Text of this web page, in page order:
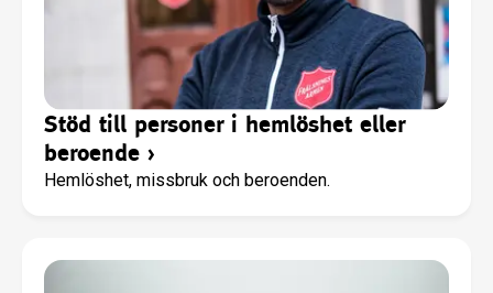
Stöd till personer i hemlöshet eller
beroende ›
Hemlöshet, missbruk och beroenden.